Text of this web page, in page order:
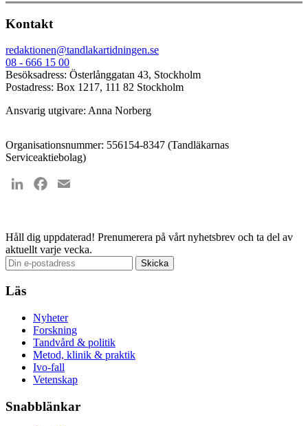
Kontakt
redaktionen@tandlakartidningen.se
08 - 666 15 00
Besöksadress: Österlånggatan 43, Stockholm
Postadress: Box 1217, 111 82 Stockholm
Ansvarig utgivare: Anna Norberg
Organisationsnummer: 556154-8347 (Tandläkarnas
Serviceaktiebolag)
LinkedInFacebook
Håll dig uppdaterad! Prenumerera på vårt nyhetsbrev och ta del av
aktuellt varje vecka.
Läs
Nyheter
Forskning
Tandvård & politik
Metod, klinik & praktik
Ivo-fall
Vetenskap
Snabblänkar